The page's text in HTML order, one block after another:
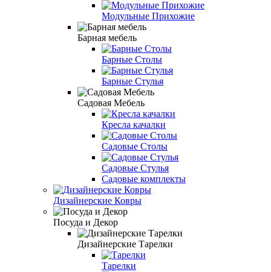
Модульные Прихожие
Барная мебель
Барные Столы
Барные Стулья
Садовая Мебель
Кресла качалки
Садовые Столы
Садовые Стулья
Садовые комплекты
Дизайнерские Ковры
Посуда и Декор
Дизайнерские Тарелки
Тарелки